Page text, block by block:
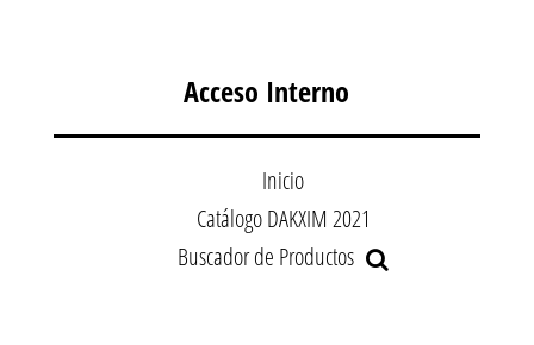
Acceso Interno
Inicio
Catálogo DAKXIM 2021
Buscador de Productos